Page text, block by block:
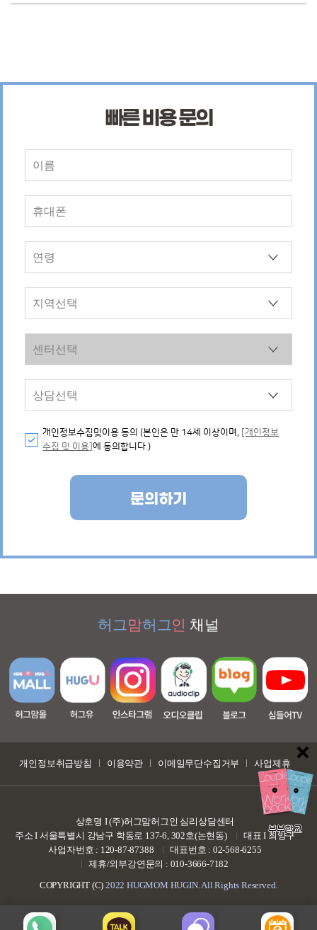
빠른 비용 문의
개인정보수집및이용 동의 (본인은 만 14세 이상이며,
[개인정보
수집 및 이용]에 동의합니다.)
문의하기
허그맘허그인 채널
개인정보취급방침 이용약관 이메일무단수집거부 사업제휴
상호명 I (주)허그맘허그인 심리상담센터
주소 I 서울특별시 강남구 학동로 137-6, 302호(논현동)
대표 I 최양구
사업자번호 : 120-87-87388
대표번호 : 02-568-6255
제휴/외부강연문의 : 010-3666-7182
COPYRIGHT (C) 2022 HUGMOM HUGIN. All Rights Reserved.
부부학교